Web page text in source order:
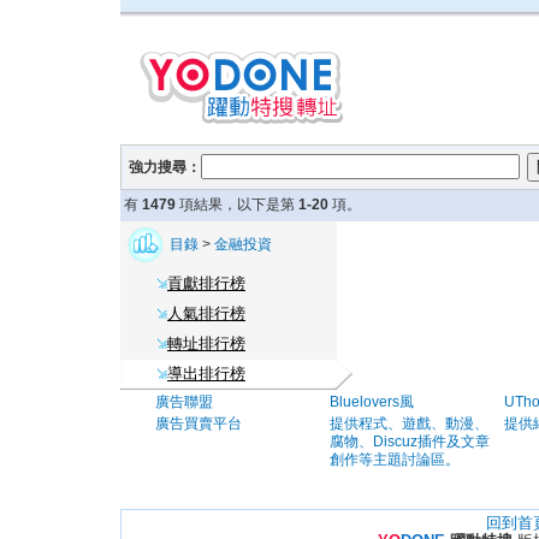
強力搜尋：
有 1479 項結果，以下是第 1-20 項。
目錄 > 金融投資
貢獻排行榜
人氣排行榜
轉址排行榜
導出排行榜
廣告聯盟
廣告買賣平台
Bluelovers風
提供程式、遊戲、動漫、
腐物、Discuz插件及文章
創作等主題討論區。
提供
回到首